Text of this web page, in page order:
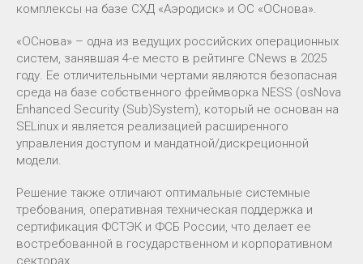
комплексы на базе СХД «Аэродиск» и ОС «ОСнова».
«ОСнова» – одна из ведущих российских операционных
систем, занявшая 4-е место в рейтинге CNews в 2025
году. Ее отличительными чертами являются безопасная
среда на базе собственного фреймворка NESS (osNova
Enhanced Security (Sub)System), который не основан на
SELinux и является реализацией расширенного
управления доступом и мандатной/дискреционной
модели.
Решение также отличают оптимальные системные
требования, оперативная техническая поддержка и
сертификация ФСТЭК и ФСБ России, что делает ее
востребованной в государственном и корпоративном
секторах.